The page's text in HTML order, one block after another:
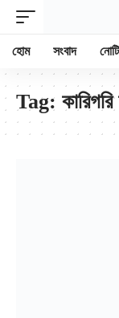
হোম সংবাদ
Tag: কারিগরি